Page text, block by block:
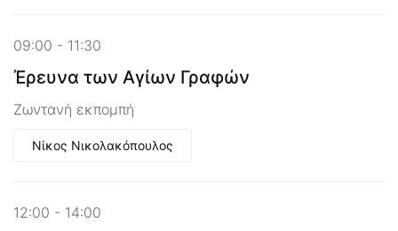
09:00 - 11:30
Έρευνα των Αγίων Γραφών
Ζωντανή εκπομπή
Νίκος Νικολακόπουλος
12:00 - 14:00